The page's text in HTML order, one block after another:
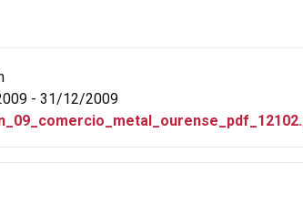
- 31/12/2009